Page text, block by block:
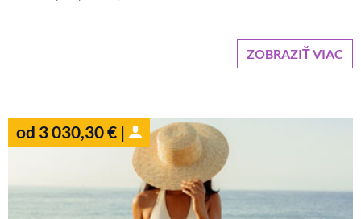
ZOBRAZIŤ VIAC
od 3 030,30 € |